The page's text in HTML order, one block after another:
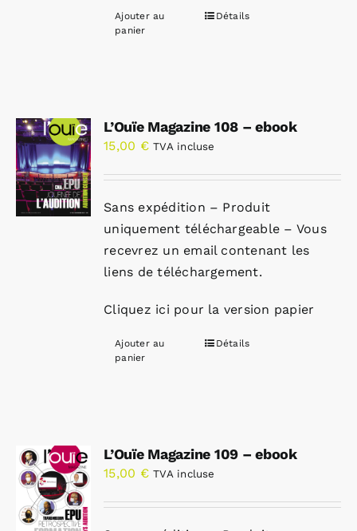
Ajouter au
panier
Détails
L’Ouïe Magazine 108 – ebook
15,00 € TVA incluse
Sans expédition – Produit
uniquement téléchargeable – Vous
recevrez un email contenant les
liens de téléchargement.
Cliquez ici pour la version papier
Ajouter au
panier
Détails
L’Ouïe Magazine 109 – ebook
15,00 € TVA incluse